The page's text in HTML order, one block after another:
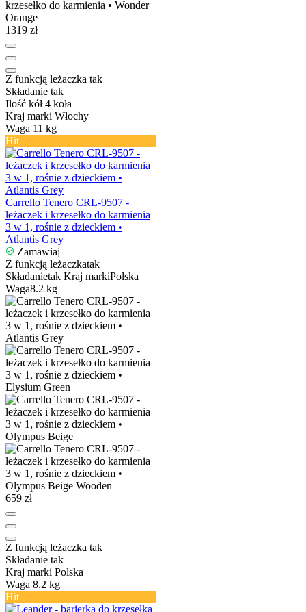
1319 zł
Z funkcją leżaczka tak
Składanie tak
Ilość kół 4 koła
Kraj marki Włochy
Waga 11 kg
Hit
Carrello Tenero CRL-9507 -
leżaczek i krzesełko do karmienia
3 w 1, rośnie z dzieckiem •
Atlantis Grey
Zamawiaj
Z funkcją leżaczkatak
Składanietak Kraj markiPolska
Waga8.2 kg
659 zł
Z funkcją leżaczka tak
Składanie tak
Kraj marki Polska
Waga 8.2 kg
Hit